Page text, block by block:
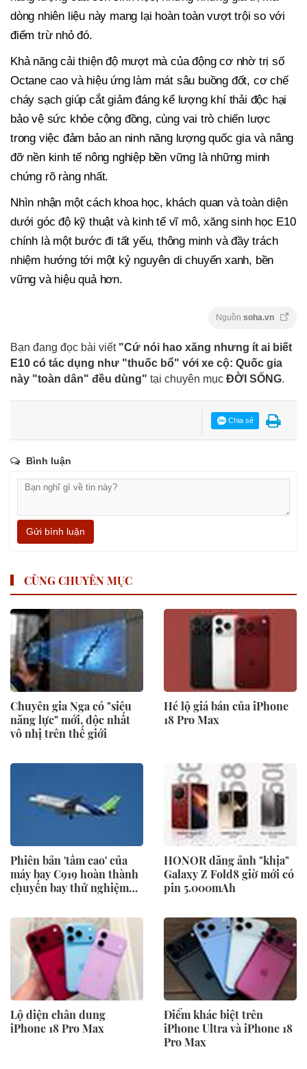
dòng nhiên liệu này mang lại hoàn toàn vượt trội so với
điểm trừ nhỏ đó.
Khả năng cải thiện độ mượt mà của động cơ nhờ trị số
Octane cao và hiệu ứng làm mát sâu buồng đốt, cơ chế
cháy sạch giúp cắt giảm đáng kể lượng khí thải độc hại
bảo vệ sức khỏe cộng đồng, cùng vai trò chiến lược
trong việc đảm bảo an ninh năng lượng quốc gia và nâng
đỡ nền kinh tế nông nghiệp bền vững là những minh
chứng rõ ràng nhất.
Nhìn nhận một cách khoa học, khách quan và toàn diện
dưới góc độ kỹ thuật và kinh tế vĩ mô, xăng sinh học E10
chính là một bước đi tất yếu, thông minh và đầy trách
nhiệm hướng tới một kỷ nguyên di chuyển xanh, bền
vững và hiệu quả hơn.
Nguồn soha.vn
Bạn đang đọc bài viết "Cứ nói hao xăng nhưng ít ai biết
E10 có tác dụng như "thuốc bổ" với xe cộ: Quốc gia
này "toàn dân" đều dùng" tại chuyên mục ĐỜI SỐNG.
Chia sẻ
Bình luận
Gửi bình luận
CÙNG CHUYÊN MỤC
Chuyên gia Nga có "siêu
năng lực" mới, độc nhất
vô nhị trên thế giới
Hé lộ giá bán của iPhone
18 Pro Max
Phiên bản 'tầm cao' của
máy bay C919 hoàn thành
chuyến bay thử nghiệm
HONOR đăng ảnh "khịa"
Galaxy Z Fold8 giờ mới có
pin 5.000mAh
Lộ diện chân dung
iPhone 18 Pro Max
Điểm khác biệt trên
iPhone Ultra và iPhone 18
Pro Max